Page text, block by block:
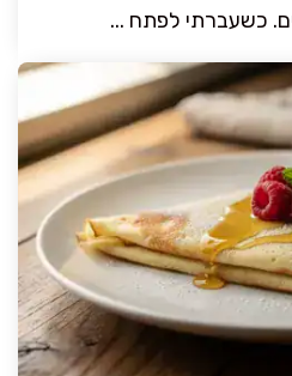
כשעברתי לפתח ...